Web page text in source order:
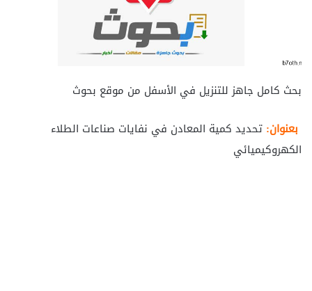
بحث كامل جاهز للتنزيل في الأسفل من موقع بحوث
بعنوان: تحديد كمية المعادن في نفايات صناعات الطلاء
الكهروكيميائي